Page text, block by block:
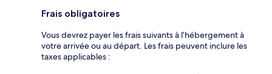
Frais obligatoires
Vous devrez payer les frais suivants à l’hébergement à
votre arrivée ou au départ. Les frais peuvent inclure les
taxes applicables :